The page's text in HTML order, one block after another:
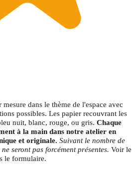
dans le thème de l'espace avec
possibles. Les papier recouvrant les
nuit, blanc, rouge, ou gris. Chaque
à la main dans notre atelier en
et originale. Suivant le nombre de
seront pas forcément présentes. Voir le
le formulaire.